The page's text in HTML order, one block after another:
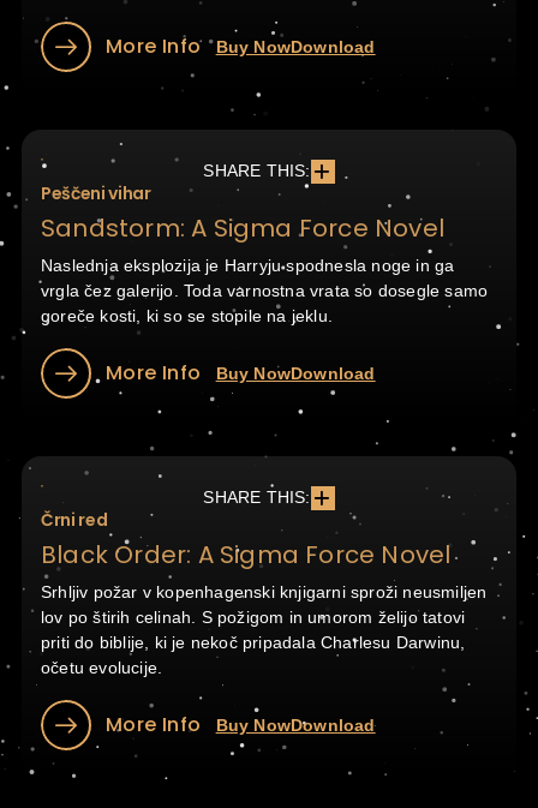
More Info Buy NowDownload
SHARE THIS:
Peščeni vihar
Sandstorm: A Sigma Force Novel
Naslednja eksplozija je Harryju spodnesla noge in ga
vrgla čez galerijo. Toda varnostna vrata so dosegle samo
goreče kosti, ki so se stopile na jeklu.
More Info Buy NowDownload
SHARE THIS:
Črni red
Black Order: A Sigma Force Novel
Srhljiv požar v kopenhagenski knjigarni sproži neusmiljen
lov po štirih celinah. S požigom in umorom želijo tatovi
priti do biblije, ki je nekoč pripadala Charlesu Darwinu,
očetu evolucije.
More Info Buy NowDownload